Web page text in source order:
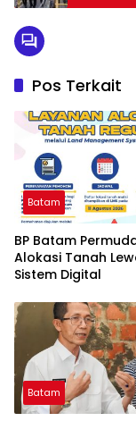
Pos Terkait
Batam
BP Batam
Alokasi Tanah
Sistem Digital
Batam